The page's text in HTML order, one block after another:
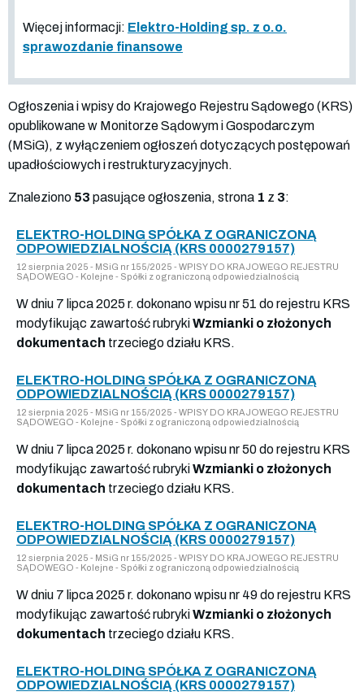
Więcej informacji: Elektro-Holding sp. z o.o.
sprawozdanie finansowe
Ogłoszenia i wpisy do Krajowego Rejestru Sądowego (KRS)
opublikowane w Monitorze Sądowym i Gospodarczym
(MSiG), z wyłączeniem ogłoszeń dotyczących postępowań
upadłościowych i restrukturyzacyjnych.
Znaleziono 53 pasujące ogłoszenia, strona 1 z 3:
ELEKTRO-HOLDING SPÓŁKA Z OGRANICZONĄ
ODPOWIEDZIALNOŚCIĄ (KRS 0000279157)
12 sierpnia 2025 - MSiG nr 155/2025 - WPISY DO KRAJOWEGO REJESTRU
SĄDOWEGO - Kolejne - Spółki z ograniczoną odpowiedzialnością
W dniu 7 lipca 2025 r. dokonano wpisu nr 51 do rejestru KRS
modyfikując zawartość rubrykiWzmianki o złożonych
dokumentach trzeciego działu KRS.
ELEKTRO-HOLDING SPÓŁKA Z OGRANICZONĄ
ODPOWIEDZIALNOŚCIĄ (KRS 0000279157)
12 sierpnia 2025 - MSiG nr 155/2025 - WPISY DO KRAJOWEGO REJESTRU
SĄDOWEGO - Kolejne - Spółki z ograniczoną odpowiedzialnością
W dniu 7 lipca 2025 r. dokonano wpisu nr 50 do rejestru KRS
modyfikując zawartość rubrykiWzmianki o złożonych
dokumentach trzeciego działu KRS.
ELEKTRO-HOLDING SPÓŁKA Z OGRANICZONĄ
ODPOWIEDZIALNOŚCIĄ (KRS 0000279157)
12 sierpnia 2025 - MSiG nr 155/2025 - WPISY DO KRAJOWEGO REJESTRU
SĄDOWEGO - Kolejne - Spółki z ograniczoną odpowiedzialnością
W dniu 7 lipca 2025 r. dokonano wpisu nr 49 do rejestru KRS
modyfikując zawartość rubrykiWzmianki o złożonych
dokumentach trzeciego działu KRS.
ELEKTRO-HOLDING SPÓŁKA Z OGRANICZONĄ
ODPOWIEDZIALNOŚCIĄ (KRS 0000279157)